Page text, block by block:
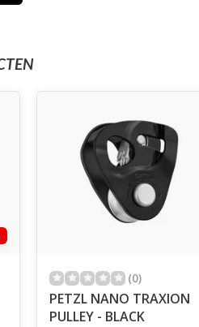
(0)
PETZL NANO TRAXION
PULLEY - BLACK